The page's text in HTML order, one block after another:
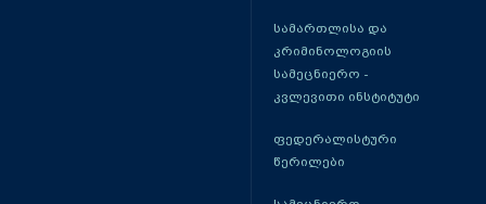
სამართლისა და
კრიმინოლოგიის
სამეცნიერო -
კვლევითი ინსტიტუტი
ფედერალისტური
წერილები